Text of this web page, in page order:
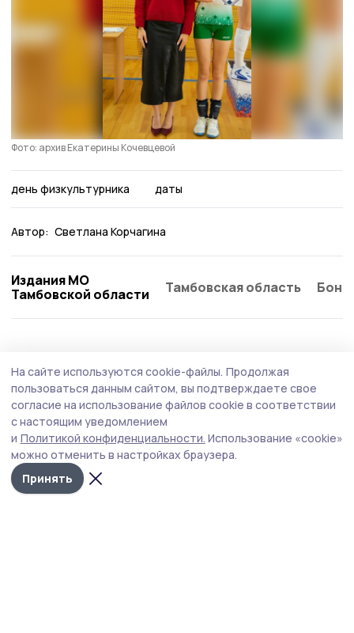
Фото: архив Екатерины Кочевцевой
день физкультурника даты
Автор: Светлана Корчагина
Издания МО
Тамбовской области
Тамбовская область
На сайте используются cookie-файлы. Продолжая
пользоваться данным сайтом, вы подтверждаете свое
согласие на использование файлов cookie в соответствии
с настоящим уведомлением
и Политикой конфиденциальности. Использование «cookie»
можно отменить в настройках браузера.
Принять